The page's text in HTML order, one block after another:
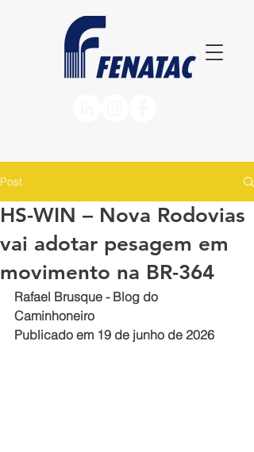
Post
HS-WIN – Nova Rodovias
vai adotar pesagem em
movimento na BR-364
Rafael Brusque - Blog do
Caminhoneiro
Publicado em 19 de junho de 2026